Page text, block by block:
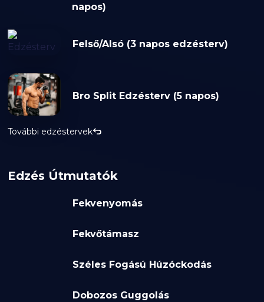
napos)
Felső/Alsó (3 napos edzésterv)
Bro Split Edzésterv (5 napos)
További edzéstervek
Edzés Útmutatók
Fekvenyomás
Fekvőtámasz
Széles Fogású Húzóckodás
Dobozos Guggolás